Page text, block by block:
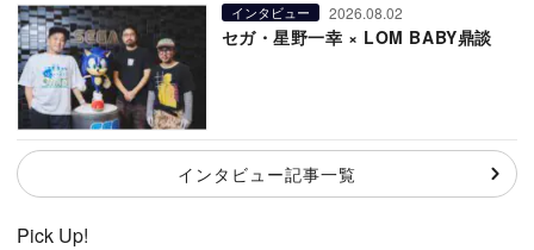
インタビュー 2026.08.02
セガ・星野一幸 × LOM BABY鼎談
インタビュー記事一覧
Pick Up!